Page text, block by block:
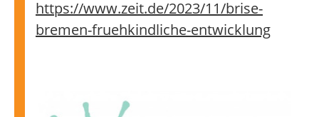
https://www.zeit.de/2023/11/brise-
bremen-fruehkindliche-entwicklung